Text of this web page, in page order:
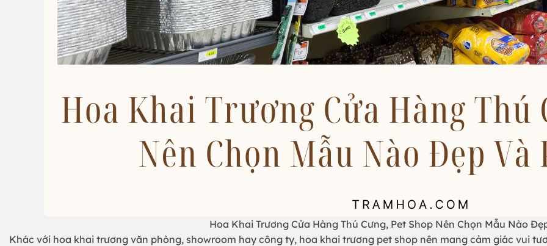
Hoa Khai Trương Cửa Hàng Thú Cưng, Pet Shop Nên Chọn Mẫu Nào
Khác với hoa khai trương văn phòng, showroom hay công ty, hoa khai trương pet shop nên mang cảm giác vui